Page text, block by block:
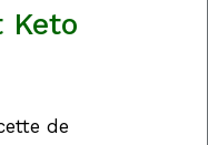
Keto
de